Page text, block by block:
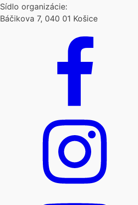
Sídlo organizácie:
Báčikova 7, 040 01 Košice